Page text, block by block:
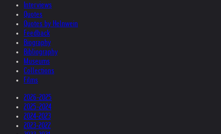
Interviews
Quotes
Quotes by Helnwein
Feedback
Biography
Bibliography
Museums
Collections
Films
2026-2025
2025-2024
2024-2023
2023-2022